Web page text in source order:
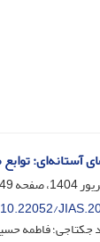
آستانه‌ای: توابع
49-72
10.22052/
جکتاجی؛ فاطمه